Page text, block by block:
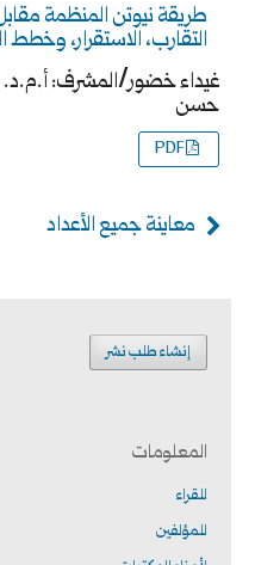
طريقة نيوتن المنظمة
التقارب، الاستقرار، وخطط
غيداء خضور/المشرف:
حسن
PDF
معاينة جميع الأعداد
إنشاء طلب نشر
المعلومات
للقراء
للمؤلفين